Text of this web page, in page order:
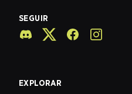
SEGUIR
EXPLORAR